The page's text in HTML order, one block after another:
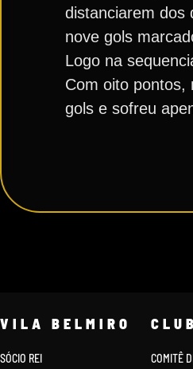
distanciarem dos
nove gols
Logo na
Com oito pontos,
gols e sofreu
VILA BELMIRO
SÓCIO REI
COMITÊ